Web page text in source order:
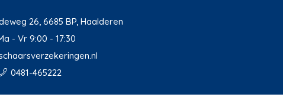
26, 6685 BP, Haalderen
- Vr 9:00 - 17:30
0481-465222